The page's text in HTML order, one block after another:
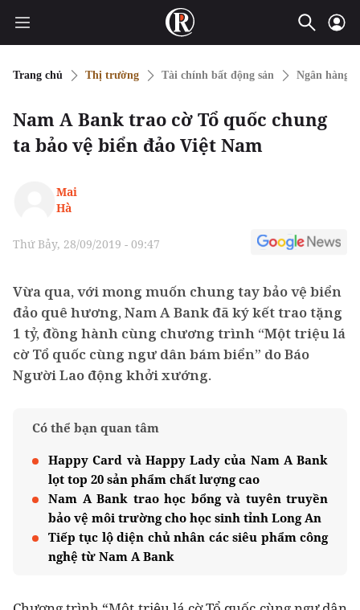
Trang chủ Thị trường Tài chính bất động sản Ngân hàng
Nam A Bank trao cờ Tổ quốc chung
ta bảo vệ biển đảo Việt Nam
Mai
Hà
Thứ Bảy, 28/09/2019 - 09:47
Vừa qua, với mong muốn chung tay bảo vệ biển
đảo quê hương, Nam A Bank đã ký kết trao tặng
1 tỷ, đồng hành cùng chương trình “Một triệu lá
cờ Tổ quốc cùng ngư dân bám biển” do Báo
Người Lao động khởi xướng.
Có thể bạn quan tâm
Happy Card và Happy Lady của Nam A Bank
lọt top 20 sản phẩm chất lượng cao
Nam A Bank trao học bổng và tuyên truyền
bảo vệ môi trường cho học sinh tỉnh Long An
Tiếp tục lộ diện chủ nhân các siêu phẩm công
nghệ từ Nam A Bank